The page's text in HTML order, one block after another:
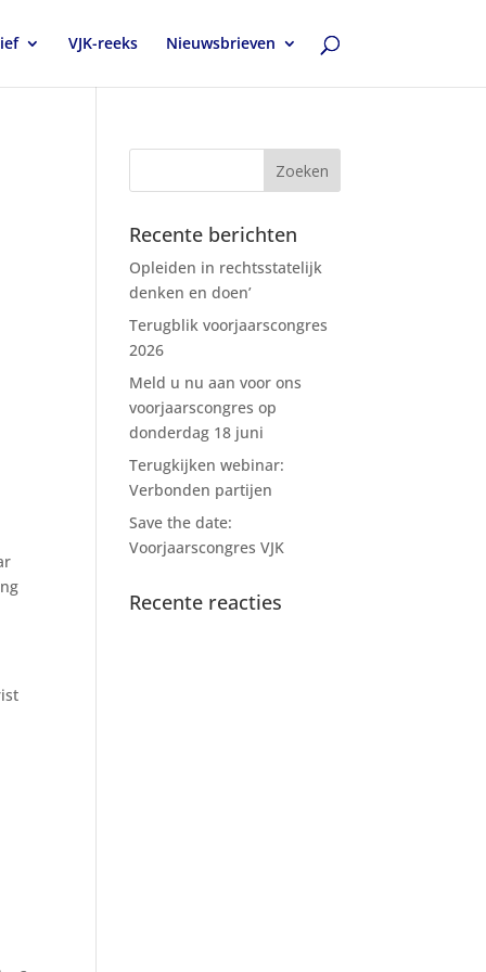
VJK-reeks Nieuwsbrieven
Recente berichten
Opleiden in rechtsstatelijk
denken en doen’
Terugblik voorjaarscongres
2026
Meld u nu aan voor ons
voorjaarscongres op
donderdag 18 juni
Terugkijken webinar:
Verbonden partijen
Save the date:
Voorjaarscongres VJK
Recente reacties